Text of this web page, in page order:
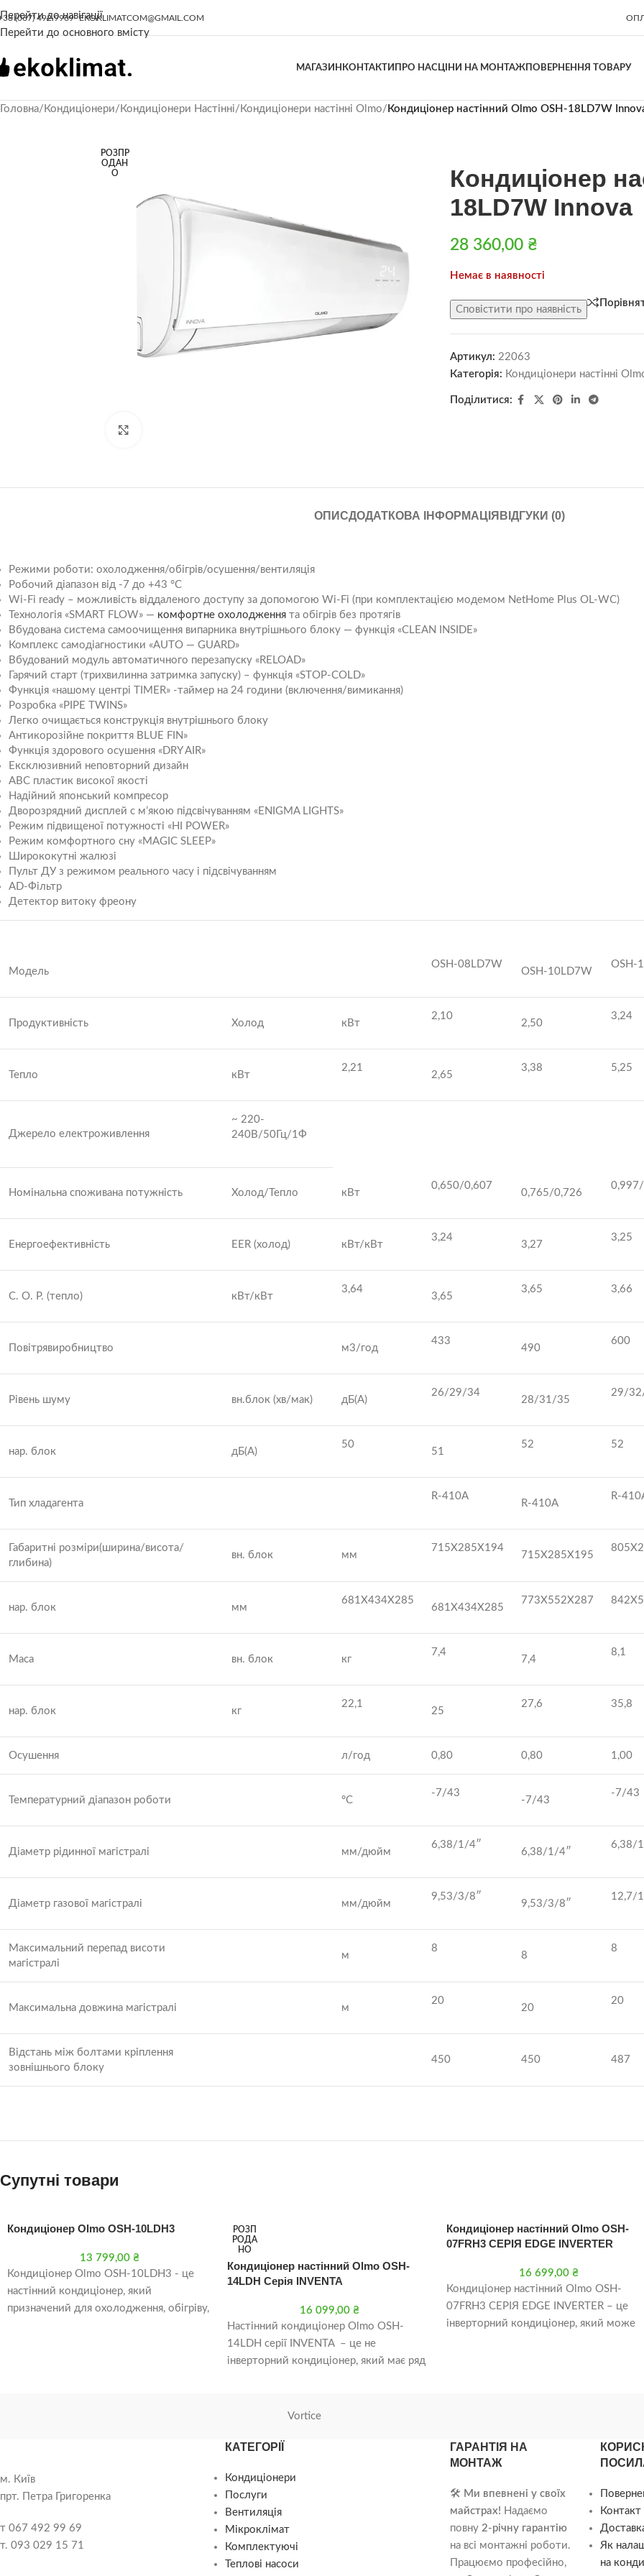
Перейти до навігації
Перейти до основного вмісту
(067) 492 9969 EKOKLIMATCOM@GMAIL.COM
МАГАЗИН КОНТАКТИ ПРО НАСЦІНИ НА МОНТАЖПОВЕРНЕННЯ ТОВАРУ
Головна/ Кондиціонери/ Кондиціонери Настінні/ Кондиціонери настінні Olmo/ Кондиціонер настінний Olmo OSH-18LD7W
РОЗПР
ОДАН
О
Кондиціонер
18LD7W Innova
28 360,00 ₴
Немає в наявності
Сповістити про наявність
Артикул: 22063
Категорія: Кондиціонери настінні
Поділитися:
ОПИСДОДАТКОВА ІНФОРМАЦІЯ ВІДГУКИ (0)
Режими роботи: охолодження/обігрів/осушення/вентиляція
Робочий діапазон від -7 до +43 °C
Wi-Fi ready – можливість віддаленого доступу за допомогою Wi-Fi (при комплектацією модемом NetHome Plus OL-WC)
Технологія «SMART FLOW» — комфортне охолодження та обігрів без протягів
Вбудована система самоочищення випарника внутрішнього блоку — функція «CLEAN INSIDE»
Комплекс самодіагностики «AUTO — GUARD»
Вбудований модуль автоматичного перезапуску «RELOAD»
Гарячий старт (трихвилинна затримка запуску) – функція «STOP-COLD»
Функція «нашому центрі TIMER» -таймер на 24 години (включення/вимикання)
Розробка «PIPE TWINS»
Легко очищається конструкція внутрішнього блоку
Антикорозійне покриття BLUE FIN»
Функція здорового осушення «DRY AIR»
Ексклюзивний неповторний дизайн
ABC пластик високої якості
Надійний японський компресор
Дворозрядний дисплей c м’якою підсвічуванням «ENIGMA LIGHTS»
Режим підвищеної потужності «HI POWER»
Режим комфортного сну «MAGIC SLEEP»
Ширококутні жалюзі
Пульт ДУ з режимом реального часу і підсвічуванням
AD-Фільтр
Детектор витоку фреону
Модель
OSH-08LD7W
OSH-10LD7W
OSH-
Продуктивність Холод кВт
2,10
2,50
3,24
Тепло кВт
2,21
2,65
3,38 5,25
Джерело електроживлення
~ 220-
240В/50Гц/1Ф
Номінальна споживана потужність Холод/Тепло кВт
0,650/0,607
0,765/0,726
Енергоефективність EER (холод) кВт/кВт
3,24
3,27
3,25
C. O. P. (тепло) кВт/кВт
3,64
3,65
3,65 3,66
Повітрявиробництво м3/год
433
490
600
Рівень шуму вн.блок (хв/мак) дБ(А)
26/29/34
28/31/35
29/
нар. блок дБ(А)
50
51
52 52
Тип хладагента
R-410A
R-410A
R-
Габаритні розміри(ширина/висота/
глибина)
вн. блок мм
715Х285Х194
715Х285Х195
нар. блок мм
681Х434Х285
681Х434Х285
773Х552Х287
Маса вн. блок кг
7,4
7,4
8,1
нар. блок кг
22,1
25
27,6 35,8
Осушення л/год 0,80 0,80 1,00
Температурний діапазон роботи °C
-7/43
-7/43
-7/43
Діаметр рідинної магістралі мм/дюйм
6,38/1/4″
6,38/1/4″
6,38/
Діаметр газової магістралі мм/дюйм
9,53/3/8″
9,53/3/8″
12,7/
Максимальний перепад висоти
магістралі
м
8
8
8
Максимальна довжина магістралі м
20
20
20
Відстань між болтами кріплення
зовнішнього блоку
450 450 487
Супутні товари
Кондиціонер Olmo OSH-10LDH3
13 799,00₴
Кондиціонер Olmo OSH-10LDH3 - це
настінний кондиціонер, який
призначений для охолодження, обігріву,
РОЗП
РОДА
НО
Кондиціонер настінний Olmo OSH-
14LDH Серія INVENTA
16 099,00 ₴
Настінний кондиціонер Olmo OSH-
14LDH серії INVENTA – це не
інверторний кондиціонер, який має ряд
Кондиціонер настінний Olmo OSH-
07FRH3 СЕРІЯ EDGE INVERTER
16 699,00₴
Кондиціонер настінний Olmo OSH-
07FRH3 СЕРІЯ EDGE INVERTER – це
інверторний кондиціонер, який може
Vortice
м. Київ
прт. Петра Григоренка
т 067 492 99 69
т. 093 029 15 71
КАТЕГОРІЇ
Кондиціонери
Послуги
Вентиляція
Мікроклімат
Комплектуючі
Теплові насоси
ГАРАНТІЯ НА
МОНТАЖ
🛠️ Ми впевнені у своїх
майстрах! Надаємо
повну 2-річну гарантію
на всі монтажні роботи.
Працюємо професійно,
Як
на